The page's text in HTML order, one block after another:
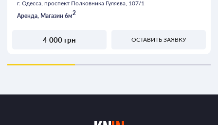
г. Одесса, проспект Полковника Гуляєва, 107/1
Аренда, Магазин 6м2
4 000 грн ОСТАВИТЬ ЗАЯВКУ